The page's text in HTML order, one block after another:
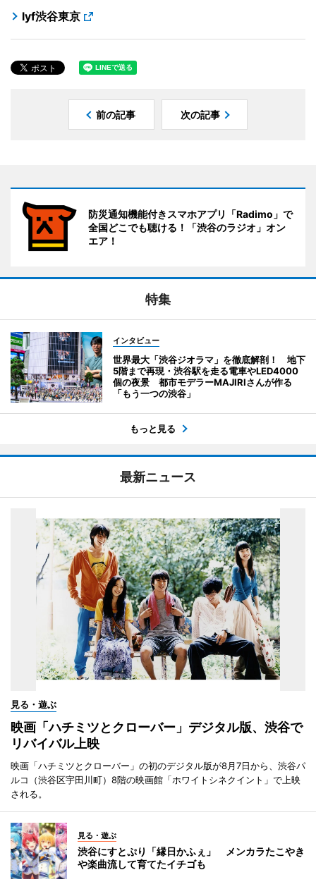
lyf渋谷東京
前の記事 次の記事
防災通知機能付きスマホアプリ「Radimo」で
全国どこでも聴ける！「渋谷のラジオ」オン
エア！
特集
インタビュー
世界最大「渋谷ジオラマ」を徹底解剖！ 地下
5階まで再現・渋谷駅を走る電車やLED4000
個の夜景 都市モデラーMAJIRIさんが作る
「もう一つの渋谷」
もっと見る
最新ニュース
見る・遊ぶ
映画「ハチミツとクローバー」デジタル版、渋谷で
リバイバル上映
映画「ハチミツとクローバー」の初のデジタル版が8月7日から、渋谷パ
ルコ（渋谷区宇田川町）8階の映画館「ホワイトシネクイント」で上映
される。
見る・遊ぶ
渋谷にすとぷり「縁日かふぇ」 メンカラたこやき
や楽曲流して育てたイチゴも